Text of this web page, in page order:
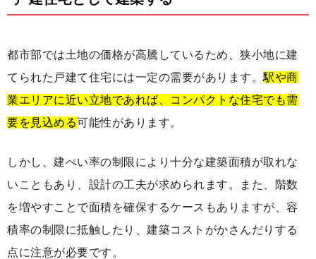
都市部では土地の価格が高騰しているため、狭小地に建
てられた戸建て住宅には一定の需要があります。駅や商
業エリアに近い立地であれば、コンパクトな住宅でも需
要を見込める可能性があります。
しかし、建ぺい率の制限により十分な建築面積が取れな
いこともあり、設計の工夫が求められます。また、階数
を増やすことで面積を確保するケースもありますが、容
積率の制限に抵触したり、建築コストがかさんだりする
点に注意が必要です。